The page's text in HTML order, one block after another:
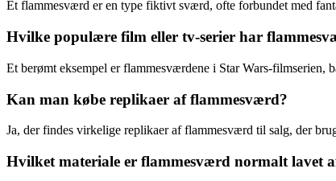
Et flammesværd er en type fiktivt sværd, ofte forbundet med
Hvilke populære film eller tv-serier har
Et berømt eksempel er flammesværdene i Star Wars-filmserien,
Kan man købe replikaer af flammesværd?
Ja, der findes virkelige replikaer af flammesværd til salg, der
Hvilket materiale er flammesværd normalt lavet